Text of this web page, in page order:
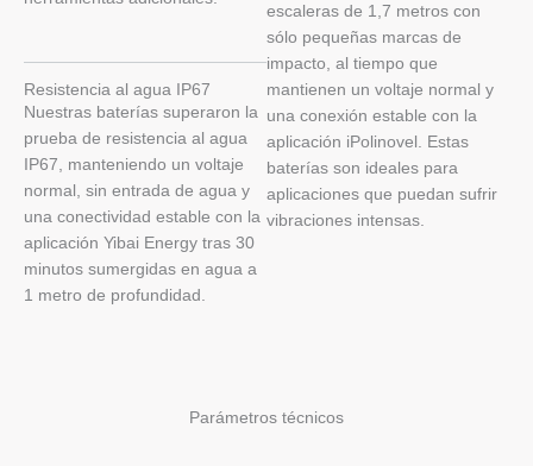
Resistencia al agua IP67
Nuestras baterías superaron la
prueba de resistencia al agua
IP67, manteniendo un voltaje
normal, sin entrada de agua y
una conectividad estable con la
aplicación Yibai Energy tras 30
minutos sumergidas en agua a
1 metro de profundidad.
escaleras de 1,7 metros con
sólo pequeñas marcas de
impacto, al tiempo que
mantienen un voltaje normal y
una conexión estable con la
aplicación iPolinovel. Estas
baterías son ideales para
aplicaciones que puedan sufrir
vibraciones intensas.
Parámetros técnicos